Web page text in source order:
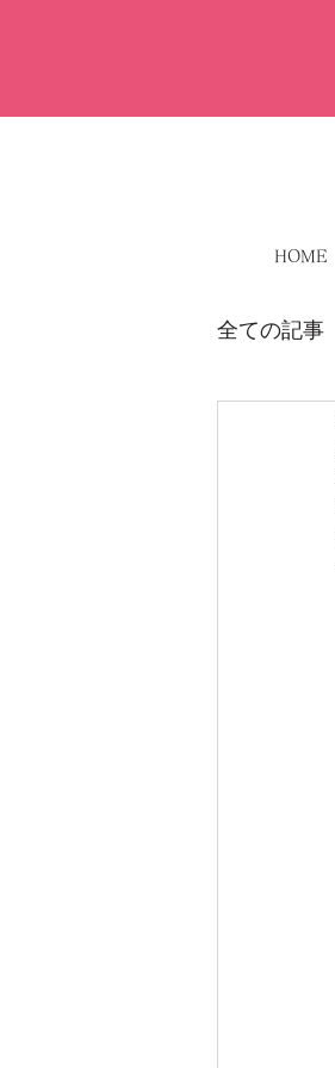
HOME
全ての記事